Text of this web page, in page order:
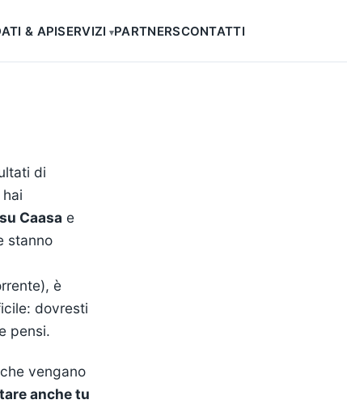
& APISERVIZI PARTNERSCONTATTI
di
hai
Caasa e
stanno
è
dovresti
pensi.
vengano
anche tu